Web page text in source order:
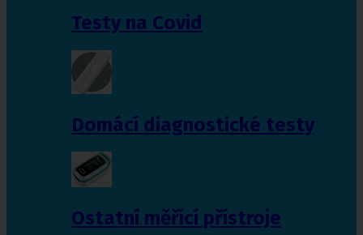
Testy na Covid
Domácí diagnostické testy
Ostatní měřící přístroje